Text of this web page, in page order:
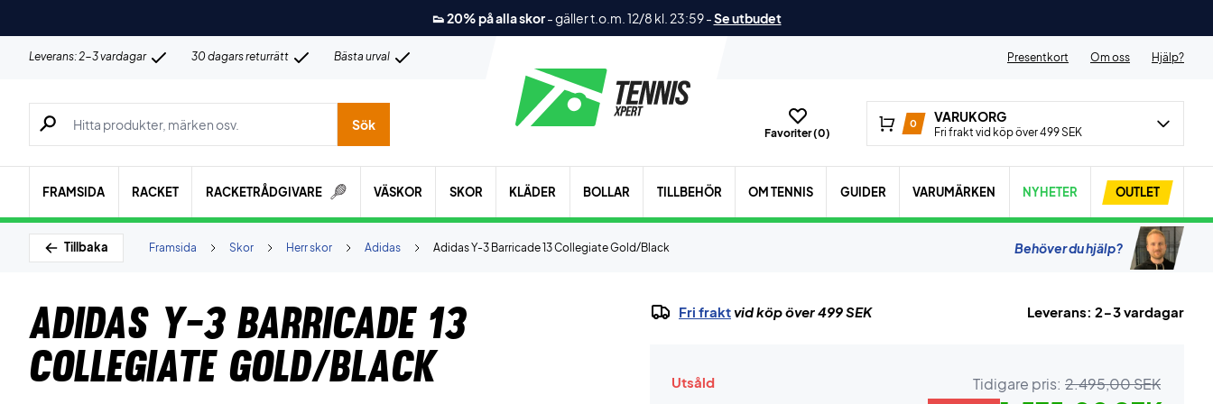
👟 20% på alla skor-gäller t.o.m. 12/8 kl. 23:59-Se utbudet
Leverans: 2-3 vardagar 30 dagars returrätt Bästa urval Presentkort Om oss Hjälp?
Sök efter produkter, märken osv.
Sök
Favoriter (0)
0 VARUKORG
Fri frakt vid köp över 499 SEK
FRAMSIDA RACKET RACKETRÅDGIVARE VÄSKOR SKOR KLÄDER BOLLAR TILLBEHÖR OM TENNIS GUIDER VARUMÄRKEN NYHETER OUTLET
Tillbaka Adidas Y-3 Barricade 13 Collegiate Gold/Black
Adidas
Herr skor
Skor
Framsida Behöver du hjälp?
Adidas Y-3 Barricade 13
Collegiate Gold/Black
Fri fraktvid köp över 499 SEK Leverans: 2-3 vardagar
Utsåld Tidigare pris: 2.495,00 SEK